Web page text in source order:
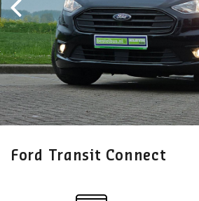
Ford Transit Connect